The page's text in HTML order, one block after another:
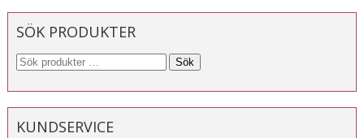
SÖK PRODUKTER
Sök
KUNDSERVICE